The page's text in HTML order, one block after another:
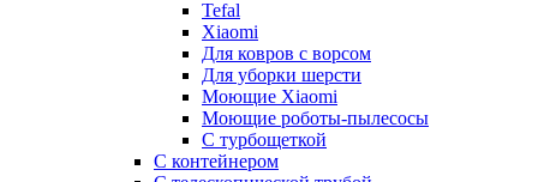
Tefal
Xiaomi
Для ковров с ворсом
Для уборки шерсти
Моющие Xiaomi
Моющие роботы-пылесосы
С турбощеткой
С контейнером